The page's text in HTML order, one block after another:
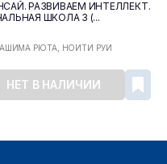
РАЗВИВАЕМ ИНТЕЛЛЕКТ.
ШКОЛА 3 (...
РЮТА, НОИТИ РУИ
НЕТ В НАЛИЧИИ